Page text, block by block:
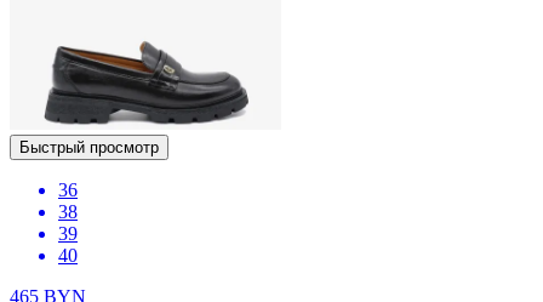
Быстрый просмотр
36
38
39
40
465 BYN